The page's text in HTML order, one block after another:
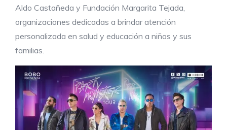
Aldo Castañeda y Fundación Margarita Tejada,
organizaciones dedicadas a brindar atención
personalizada en salud y educación a niños y sus
familias.